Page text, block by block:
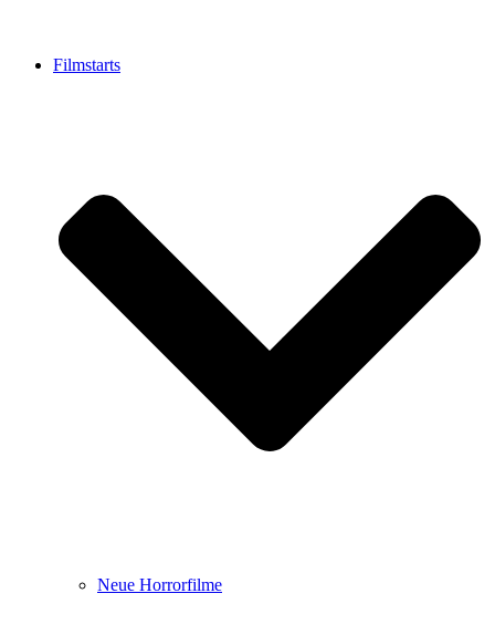
Filmstarts
Neue Horrorfilme